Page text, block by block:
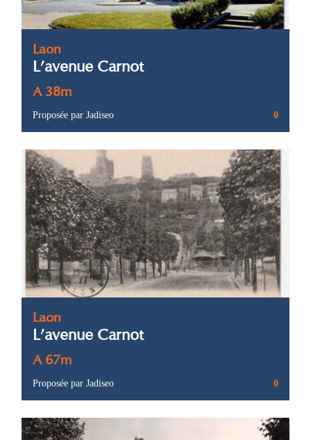
Laon
L’avenue Carnot
A 38m
Proposée par Jadiseo 0
Laon
L’avenue Carnot
A 67m
Proposée par Jadiseo 0